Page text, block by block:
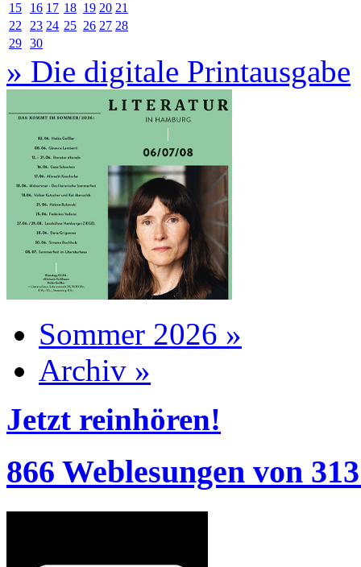
15
16 17 18 19 20 21
22
23 24 25 26 27 28
29 30
» Die digitale Printausgabe
Sommer 2026 »
Archiv »
Jetzt reinhören!
866 Weblesungen von